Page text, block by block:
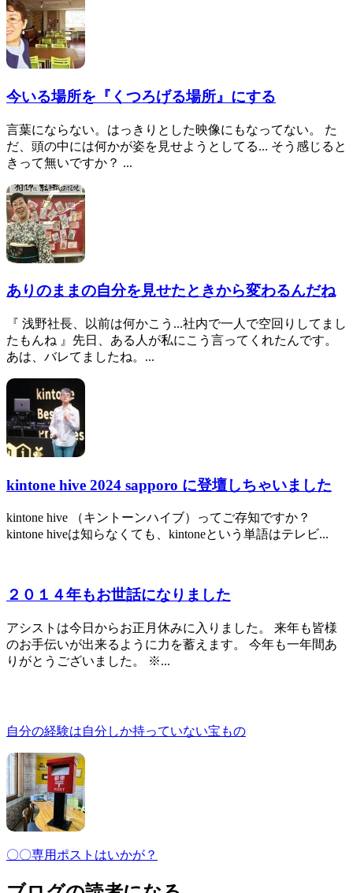
今いる場所を『くつろげる場所』にする
言葉にならない。はっきりとした映像にもなってない。 た
だ、頭の中には何かが姿を見せようとしてる... そう感じると
きって無いですか？ ...
ありのままの自分を見せたときから変わるんだね
『 浅野社長、以前は何かこう...社内で一人で空回りしてまし
たもんね 』先日、ある人が私にこう言ってくれたんです。
あは、バレてましたね。...
kintone hive 2024 sapporo に登壇しちゃいました
kintone hive （キントーンハイブ）ってご存知ですか？
kintone hiveは知らなくても、kintoneという単語はテレビ...
２０１４年もお世話になりました
アシストは今日からお正月休みに入りました。 来年も皆様
のお手伝いが出来るように力を蓄えます。 今年も一年間あ
りがとうございました。 ※...
自分の経験は自分しか持っていない宝もの
〇〇専用ポストはいかが？